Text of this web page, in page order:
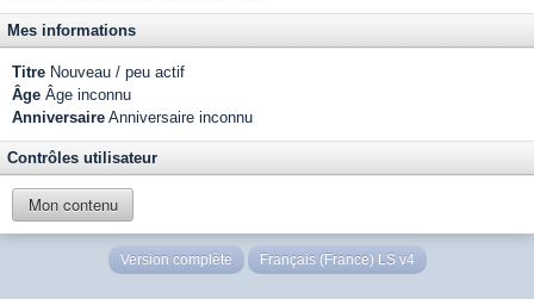
Mes informations
Titre Nouveau / peu actif
Âge Âge inconnu
Anniversaire Anniversaire inconnu
Contrôles utilisateur
Mon contenu
Version complète Français (France) LS v4